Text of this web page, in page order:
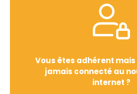
Vous êtes adhérent mais
jamais connecté au
internet ?